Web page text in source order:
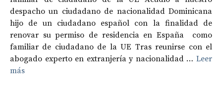
despacho un ciudadano de nacionalidad Dominicana
hijo de un ciudadano español con la finalidad de
renovar su permiso de residencia en España como
familiar de ciudadano de la UE Tras reunirse con el
abogado experto en extranjería y nacionalidad … Leer
más